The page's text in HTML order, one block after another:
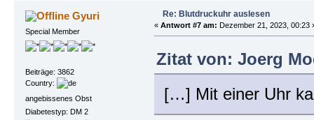
Gyuri
Special Member
Beiträge: 3862
Country:
angebissenes Obst
Diabetestyp: DM 2
Re: Blutdruckuhr auslesen
« Antwort #7 am: Dezember 21, 2023, 00:23
Zitat von: Joerg
[…] Mit einer Uhr